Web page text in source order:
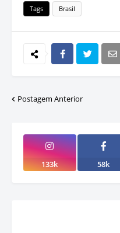
Tags Brasil
Postagem Anterior
133k 58k